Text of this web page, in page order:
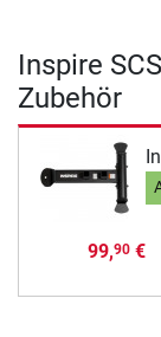
Inspire
Zubehör
99,90€